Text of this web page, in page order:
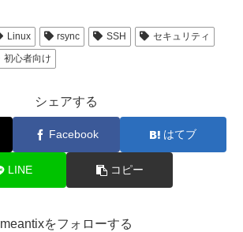
Linux rsync SSH
セキュリティ
初心者向け
シェアする
Facebook はてブ
LINE コピー
meantixをフォローする